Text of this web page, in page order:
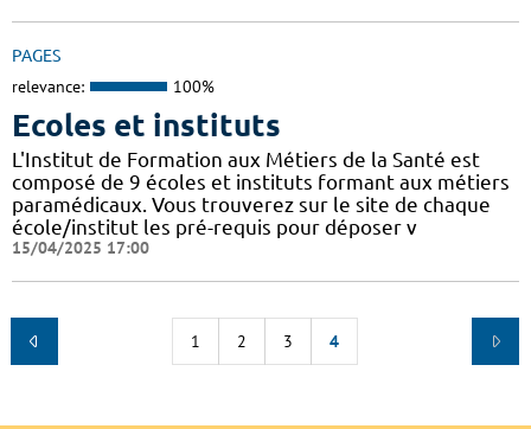
PAGES
relevance: 100%
Ecoles et instituts
L'Institut de Formation aux Métiers de la Santé est
composé de 9 écoles et instituts formant aux métiers
paramédicaux. Vous trouverez sur le site de chaque
école/institut les pré-requis pour déposer v
15/04/2025 17:00
1 2 3 4